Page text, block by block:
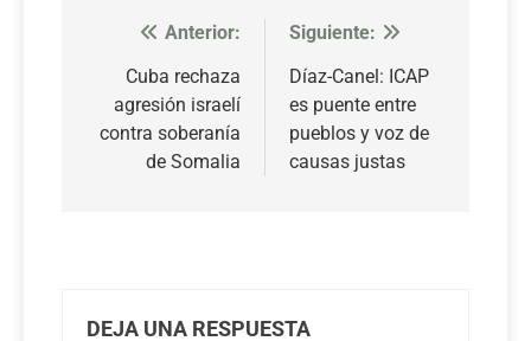
Navegación
entradas
Anterior:
Cuba rechaza
agresión israelí
contra soberanía
de Somalia
Siguiente:
Díaz-Canel: ICAP
es puente entre
pueblos y voz de
causas justas
DEJA UNA RESPUESTA